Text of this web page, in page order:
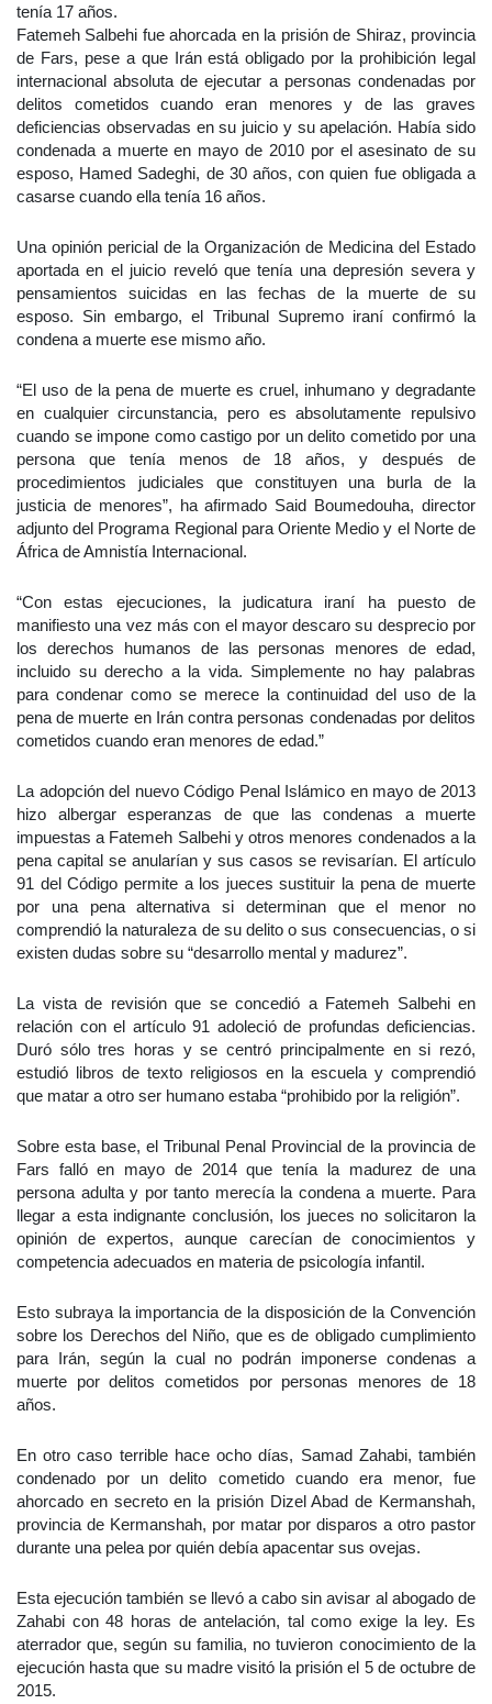
tenía 17 años.
Fatemeh Salbehi fue ahorcada en la prisión de Shiraz, provincia
de Fars, pese a que Irán está obligado por la prohibición legal
internacional absoluta de ejecutar a personas condenadas por
delitos cometidos cuando eran menores y de las graves
deficiencias observadas en su juicio y su apelación. Había sido
condenada a muerte en mayo de 2010 por el asesinato de su
esposo, Hamed Sadeghi, de 30 años, con quien fue obligada a
casarse cuando ella tenía 16 años.
Una opinión pericial de la Organización de Medicina del Estado
aportada en el juicio reveló que tenía una depresión severa y
pensamientos suicidas en las fechas de la muerte de su
esposo. Sin embargo, el Tribunal Supremo iraní confirmó la
condena a muerte ese mismo año.
“El uso de la pena de muerte es cruel, inhumano y degradante
en cualquier circunstancia, pero es absolutamente repulsivo
cuando se impone como castigo por un delito cometido por una
persona que tenía menos de 18 años, y después de
procedimientos judiciales que constituyen una burla de la
justicia de menores”, ha afirmado Said Boumedouha, director
adjunto del Programa Regional para Oriente Medio y el Norte de
África de Amnistía Internacional.
“Con estas ejecuciones, la judicatura iraní ha puesto de
manifiesto una vez más con el mayor descaro su desprecio por
los derechos humanos de las personas menores de edad,
incluido su derecho a la vida. Simplemente no hay palabras
para condenar como se merece la continuidad del uso de la
pena de muerte en Irán contra personas condenadas por delitos
cometidos cuando eran menores de edad.”
La adopción del nuevo Código Penal Islámico en mayo de 2013
hizo albergar esperanzas de que las condenas a muerte
impuestas a Fatemeh Salbehi y otros menores condenados a la
pena capital se anularían y sus casos se revisarían. El artículo
91 del Código permite a los jueces sustituir la pena de muerte
por una pena alternativa si determinan que el menor no
comprendió la naturaleza de su delito o sus consecuencias, o si
existen dudas sobre su “desarrollo mental y madurez”.
La vista de revisión que se concedió a Fatemeh Salbehi en
relación con el artículo 91 adoleció de profundas deficiencias.
Duró sólo tres horas y se centró principalmente en si rezó,
estudió libros de texto religiosos en la escuela y comprendió
que matar a otro ser humano estaba “prohibido por la religión”.
Sobre esta base, el Tribunal Penal Provincial de la provincia de
Fars falló en mayo de 2014 que tenía la madurez de una
persona adulta y por tanto merecía la condena a muerte. Para
llegar a esta indignante conclusión, los jueces no solicitaron la
opinión de expertos, aunque carecían de conocimientos y
competencia adecuados en materia de psicología infantil.
Esto subraya la importancia de la disposición de la Convención
sobre los Derechos del Niño, que es de obligado cumplimiento
para Irán, según la cual no podrán imponerse condenas a
muerte por delitos cometidos por personas menores de 18
años.
En otro caso terrible hace ocho días, Samad Zahabi, también
condenado por un delito cometido cuando era menor, fue
ahorcado en secreto en la prisión Dizel Abad de Kermanshah,
provincia de Kermanshah, por matar por disparos a otro pastor
durante una pelea por quién debía apacentar sus ovejas.
Esta ejecución también se llevó a cabo sin avisar al abogado de
Zahabi con 48 horas de antelación, tal como exige la ley. Es
aterrador que, según su familia, no tuvieron conocimiento de la
ejecución hasta que su madre visitó la prisión el 5 de octubre de
2015.